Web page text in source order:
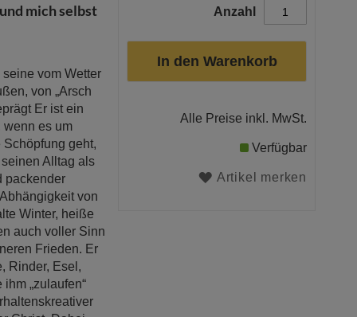
mich selbst
vom Wetter
von „Arsch
Er ist ein
wenn es um
geht,
Alltag als
packender
von
Winter, heiße
auch voller Sinn
Frieden. Er
Rinder, Esel,
„zulaufen“
Anzahl
In den Warenkorb
Alle Preise inkl. MwSt.
Verfügbar
Artikel merken